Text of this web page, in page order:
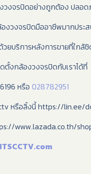
งจรปิดอย่างถูกต้อง ปลอด
งวงจรปิดมืออาชีพมากประ
ยบริการหลังการขายที่ใกล้
ตั้งกล้องวงจรปิดกับเราได้ที่
หรือ 028782951
หรือลิ้งนี้ https://lin.ee/
www.lazada.co.th/